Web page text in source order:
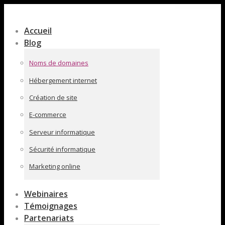
pleine
largeur
Accueil
Blog
Noms de domaines
Hébergement internet
Création de site
E-commerce
Serveur informatique
Sécurité informatique
Marketing online
Webinaires
Témoignages
Partenariats